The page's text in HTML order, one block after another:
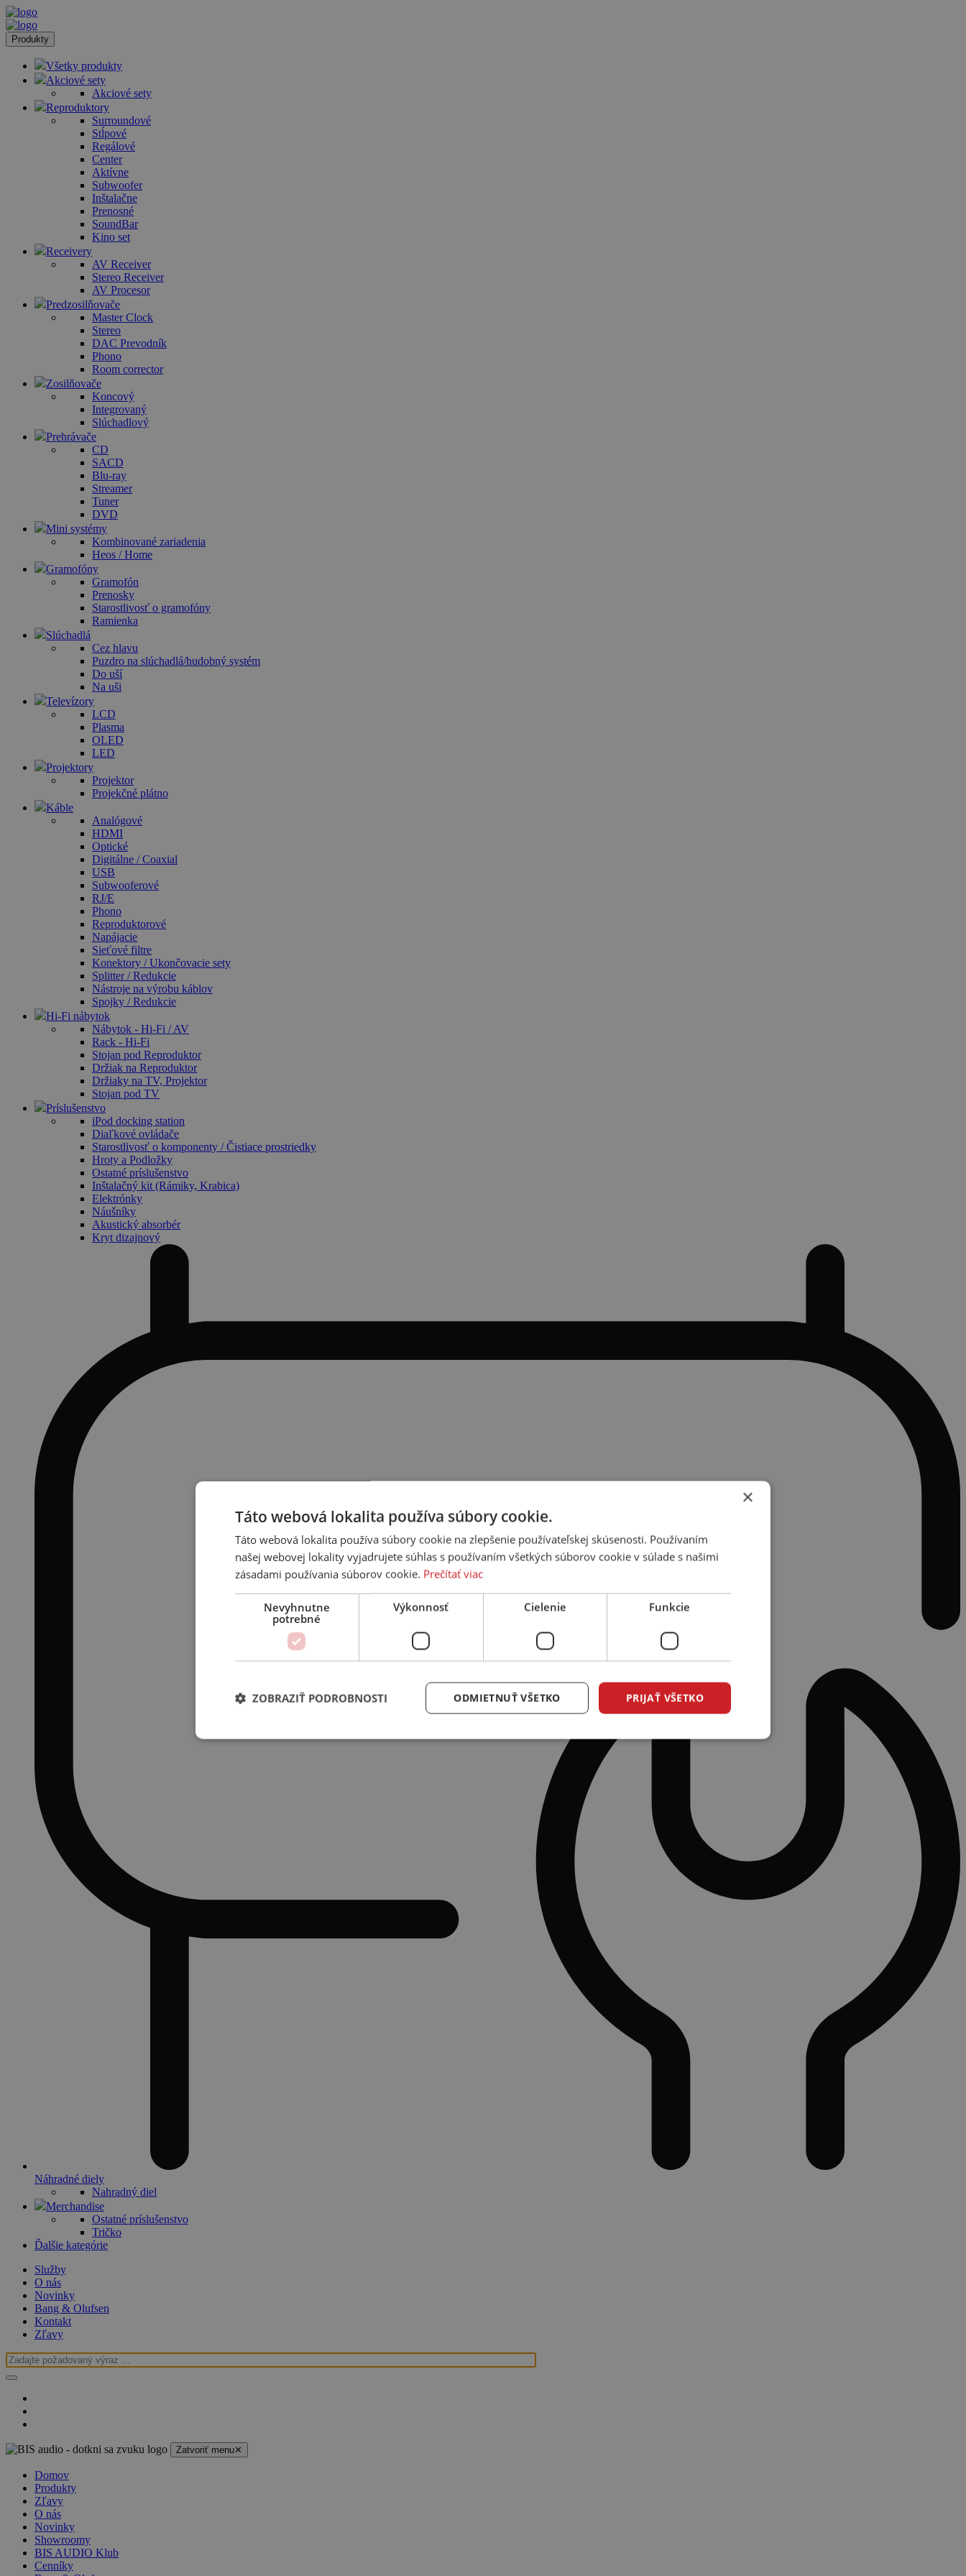
Produkty
Všetky produkty
Akciové sety
Akciové sety
Reproduktory
Surroundové
Stĺpové
Regálové
Center
Aktívne
Subwoofer
Inštalačne
Prenosné
SoundBar
Kino set
Receivery
AV Receiver
Stereo Receiver
AV Procesor
Predzosilňovače
Master Clock
Stereo
DAC Prevodník
Phono
Room corrector
Zosilňovače
Koncový
Integrovaný
Slúchadlový
Prehrávače
CD
SACD
Blu-ray
Streamer
Tuner
DVD
Mini systémy
Kombinované zariadenia
Heos / Home
Gramofóny
Gramofón
Prenosky
Starostlivosť o gramofóny
Ramienka
Slúchadlá
Cez hlavu
Puzdro na slúchadlá/hudobný systém
Do uší
Na uši
Televízory
LCD
Plasma
OLED
LED
Projektory
Projektor
Projekčné plátno
Káble
Analógové
HDMI
Optické
Digitálne / Coaxial
USB
Subwooferové
RJ/E
Phono
Reproduktorové
Napájacie
Sieťové filtre
Konektory / Ukončovacie sety
Splitter / Redukcie
Nástroje na výrobu káblov
Spojky / Redukcie
Hi-Fi nábytok
Nábytok - Hi-Fi / AV
Rack - Hi-Fi
Stojan pod Reproduktor
Držiak na Reproduktor
Držiaky na TV, Projektor
Stojan pod TV
Príslušenstvo
iPod docking station
Diaľkové ovládače
Starostlivosť o komponenty / Čistiace prostriedky
Hroty a Podložky
Ostatné príslušenstvo
Inštalačný kit (Rámiky, Krabica)
Elektrónky
Náušníky
Akustický absorbér
Kryt dizajnový
Náhradné diely
Nahradný diel
Merchandise
Ostatné príslušenstvo
Tričko
Ďalšie kategórie
Služby
O nás
Novinky
Bang & Olufsen
Kontakt
Zľavy
Zatvoriť menu✕
Domov
Produkty
Zľavy
O nás
Novinky
Showroomy
BIS AUDIO Klub
Cenníky
×
Táto webová lokalita používa súbory cookie.
Táto webová lokalita používa súbory cookie na zlepšenie používateľskej skúsenosti. Používaním
našej webovej lokality vyjadrujete súhlas s používaním všetkých súborov cookie v súlade s našimi
zásadami používania súborov cookie. Prečítať viac
Nevyhnutne
potrebné
Výkonnosť Cielenie Funkcie
PRIJAŤ VŠETKO
ODMIETNUŤ VŠETKO
ZOBRAZIŤ PODROBNOSTI